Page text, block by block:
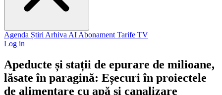
Agenda Știri Arhiva AI Abonament Tarife TV
Log in
Apeducte și stații de epurare de milioane,
lăsate în paragină: Eșecuri în proiectele
de alimentare cu apă și canalizare